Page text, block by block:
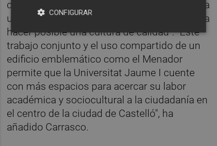
castellonenses en la ciudad, de la mano de la
universidad, "uno de los mejores aliados para
hacer posible una cultura de calidad". "Este
trabajo conjunto y el uso compartido de un
edificio emblemático como el Menador
permite que la Universitat Jaume I cuente
con más espacios para acercar su labor
académica y sociocultural a la ciudadanía en
el centro de la ciudad de Castelló", ha
añadido Carrasco.
CONFIGURAR